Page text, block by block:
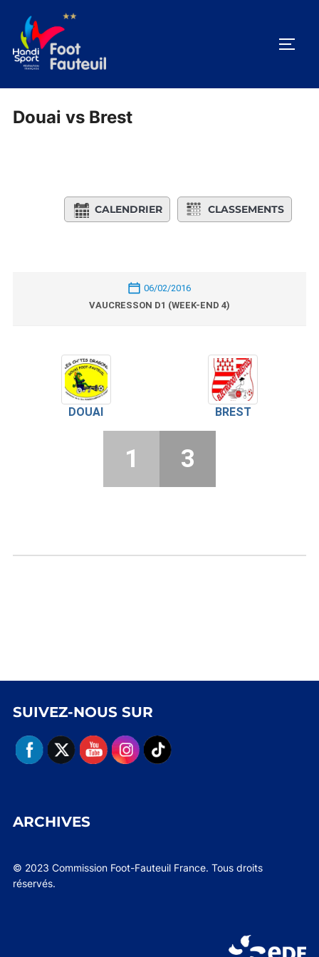
contenu
Douai vs Brest
CALENDRIER CLASSEMENTS
06/02/2016
VAUCRESSON D1 (WEEK-END 4)
DOUAI BREST
1 3
SUIVEZ-NOUS SUR
ARCHIVES
© 2023 Commission Foot-Fauteuil France. Tous droits
réservés.